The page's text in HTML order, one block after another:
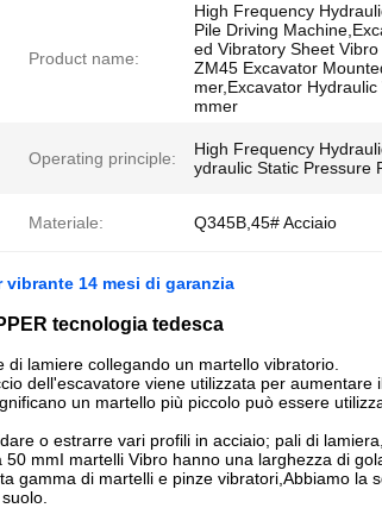
Product name:
High Frequency
Pile Driving
ed Vibratory Sheet Vibro
ZM45 Excavator
mer,Excavator
mmer
Operating principle:
High Frequency
ydraulic Static Pressure
Materiale: Q345B,45# Acciaio
14 mesi di garanzia
tecnologia tedesca
lamiere collegando un martello vibratorio.
dell'escavatore viene utilizzata per aumentare
un martello più piccolo può essere
o estrarre vari profili in acciaio; pali di
mmI martelli Vibro hanno una larghezza di
gamma di martelli e pinze vibratori,Abbiamo la